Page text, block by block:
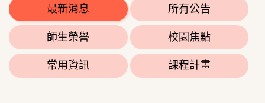
最新消息 所有公告
師生榮譽 校園焦點
常用資訊 課程計畫